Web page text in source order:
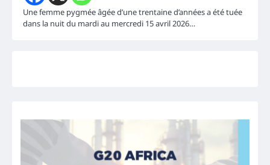
Une femme pygmée âgée d’une trentaine d’années a été tuée
dans la nuit du mardi au mercredi 15 avril 2026…